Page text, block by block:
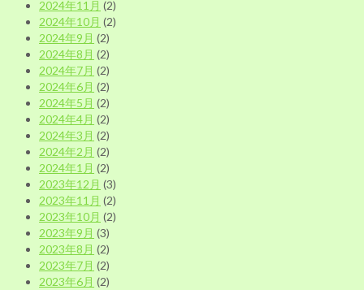
2024年11月 (2)
2024年10月 (2)
2024年9月 (2)
2024年8月 (2)
2024年7月 (2)
2024年6月 (2)
2024年5月 (2)
2024年4月 (2)
2024年3月 (2)
2024年2月 (2)
2024年1月 (2)
2023年12月 (3)
2023年11月 (2)
2023年10月 (2)
2023年9月 (3)
2023年8月 (2)
2023年7月 (2)
2023年6月 (2)